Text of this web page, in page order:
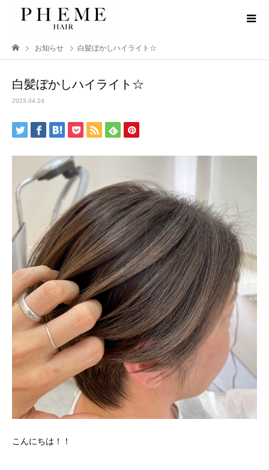
お知らせ 白髪ぼかしハイライト☆
白髪ぼかしハイライト☆
2023.04.24
こんにちは！！